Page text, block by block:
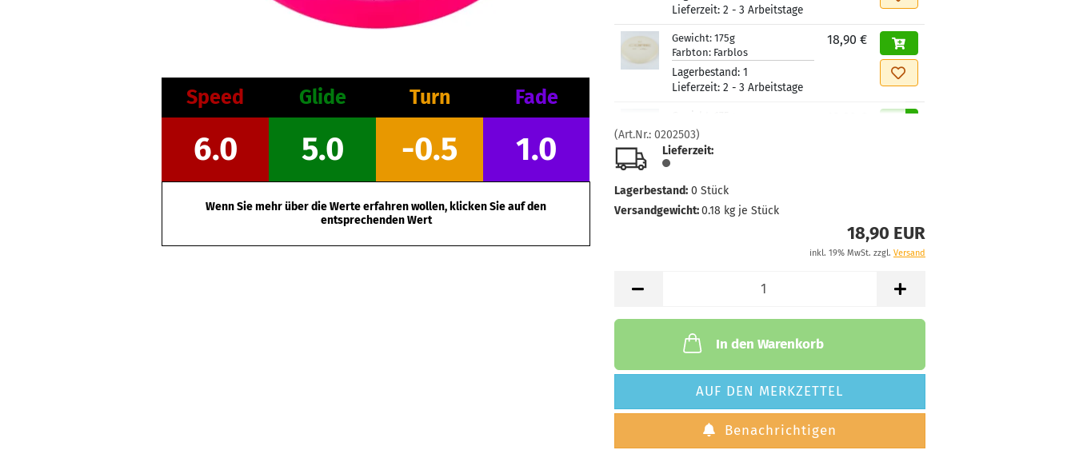
Speed Glide Turn Fade
6.0 5.0 -0.5 1.0
Wenn Sie mehr über die Werte erfahren wollen, klicken Sie auf den
entsprechenden Wert
Lieferzeit: 2 - 3 Arbeitstage
Gewicht: 175g
Farbton: Farblos
Lagerbestand: 1
Lieferzeit: 2 - 3 Arbeitstage
18,90 €
Farbton:
Lagerbestand:
Gewicht:175g
Farbton:Farblos
Lieferzeit:2 - 3 Arbeitstage
(Art.Nr.: 0202503)
Lieferzeit:
Lagerbestand: 0 Stück
Versandgewicht:0.18 kg je Stück
18,90 EUR
inkl. 19% MwSt. zzgl. Versand
In den Warenkorb
AUF DEN MERKZETTEL
Benachrichtigen